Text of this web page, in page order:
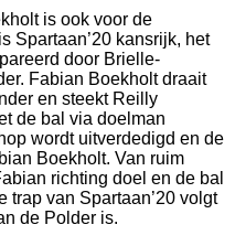
is ook voor de
Spartaan’20 kansrijk, het
door Brielle-
Fabian Boekholt draait
en steekt Reilly
de bal via doelman
wordt uitverdedigd en de
Boekholt. Van ruim
richting doel en de bal
trap van Spartaan’20 volgt
de Polder is.